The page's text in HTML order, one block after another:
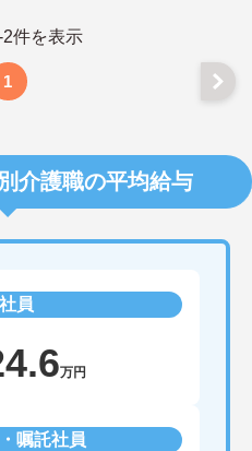
件を表示
1
介護職の平均給与
員
万円
嘱託社員